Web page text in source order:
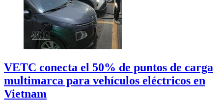
VETC conecta el 50% de puntos de carga
multimarca para vehículos eléctricos en
Vietnam